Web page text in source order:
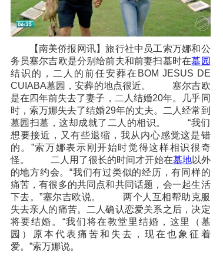
【南美侨报网讯】旅行社中员工索万娜和公
务员塞尔吉欧是分别给前夫和前妻扫墓时在墓园
结识的，二人的前任安葬在BOM JESUS DE
CUIABA墓园，安葬的地点很近。 塞尔吉欧
是在四年前失去了妻子，二人结婚20年。几乎同
时，索万娜失去了结婚29年的丈夫。二人经常到
墓园扫墓，这却成就了二人的相识。 “我们
想要接近，又有些退缩，我从内心感觉这是错
的。”索万娜表示刚开始时觉得这样相识很奇
怪。 二人用了很长的时间才开始在墓地以外
的地方约会。“我们有过类似的经历，有同样的
痛苦，有很多的共同点和共同话题，会一起生活
下去。”塞尔吉欧说。 两个人互相帮助克服
失去亲人的痛苦。二人确认恋爱关系之后，决定
将要结婚。“我们将在教堂里结婚，这里（墓
园）原本代表痛苦和失去，现在也象征着
爱。”索万娜说。